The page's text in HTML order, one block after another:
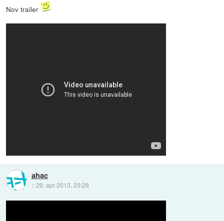
Nov trailer
ahac
::29. apr 2013, 23:28